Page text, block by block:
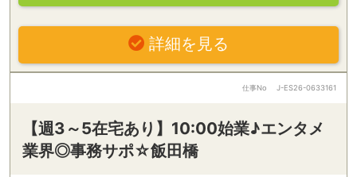
詳細を見る
仕事No J-ES26-0633161
【週3～5在宅あり】10:00始業♪エンタメ
業界◎事務サポ☆飯田橋